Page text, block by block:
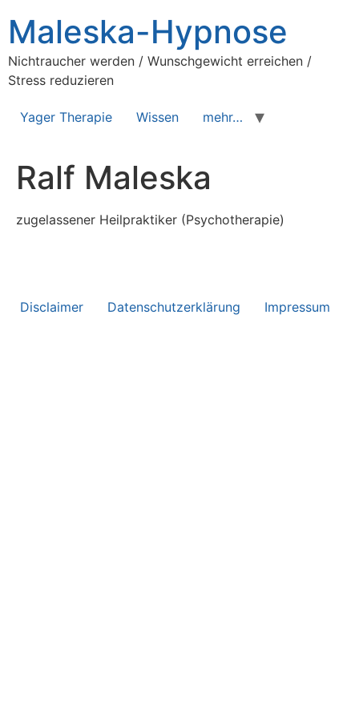
Maleska-Hypnose
Nichtraucher werden / Wunschgewicht erreichen /
Stress reduzieren
Yager Therapie Wissen mehr…
Ralf Maleska
zugelassener Heilpraktiker (Psychotherapie)
Disclaimer Datenschutzerklärung Impressum